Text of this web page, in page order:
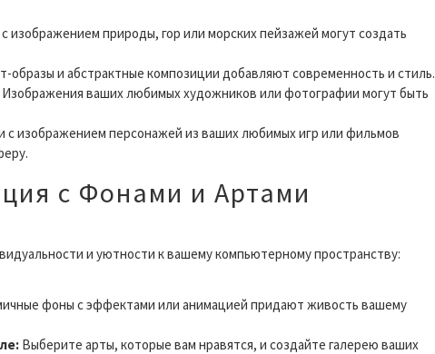
изображением природы, гор или морских пейзажей могут создать
образы и абстрактные композиции добавляют современность и стиль.
Изображения ваших любимых художников или фотографии могут быть
с изображением персонажей из ваших любимых игр или фильмов
с Фонами и Артами
и уютности к вашему компьютерному пространству:
фоны с эффектами или анимацией придают живость вашему
Выберите арты, которые вам нравятся, и создайте галерею ваших